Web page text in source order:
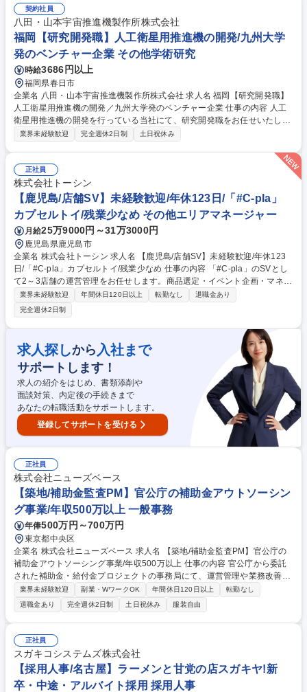
なるようコンサルテーションも行います。 【働き方】残業平均30時間/
月。繁忙期は45時間もありますが、残業削減のために増員募集中。現場に
よっては休日・夜間勤務有(手当/振休有) 【競合優位性】全員が正社員のた
め他社より高額ですが高品質で選ばれています。 募集職種 飲食経験活か
す【大井競馬場前】建物の衛生管理(害虫防除)■創業60年
契約社員
八田・山本宇宙推進機製作所株式会社
福岡【研究開発職】人工衛星用推進機の開発/九州大学
発のベンチャー企業 その他学術研究
時給3686円以上
福岡県春日市
企業名 八田・山本宇宙推進機製作所株式会社 求人名 福岡【研究開発職】
人工衛星用推進機の開発／九州大学発のベンチャー企業 仕事の内容 人工
衛星用推進機の開発を行っている当社にて、研究開発職をお任せいたしま
す。研究プロジェクトの拡大に伴い、実験・解析・資料作成などの研究業
衛星用推進機に関する研究や技術的検討■実験計画の立案補助、実験や評
価の実施■実験データの整理、解析、考察■技術報告書、研究資料、対外説
明資料の作成業務■大学研究者や社内技術メンバーとの技術的な議論及び
調整■その他、代表と連携した研究推進の補助業務 基本的には当社の代表
と連携しながら、主体的に研究を進めていただくことを想定しています。
【業務内容の変更範囲】当社の指定する業務 募集職種 福岡【研究開発
職】人工衛星用推進機の開発／九州大学発のベンチャー企業
業界未経験歓迎 完全週休2日制 土日祝休み
正社員
株式会社トーシン
【鹿児島/店舗SV】未経験歓迎/年休123日/「#C-pla」
カプセルトイ/残業少なめ その他エリアマネージャー
月給25万9000円～31万3000円
鹿児島県鹿児島市
企業名 株式会社トーシン 求人名 【鹿児島/店舗SV】未経験歓迎/年休123
日/「#C-pla」カプセルトイ/残業少なめ 仕事の内容 「#C-pla」のSVとし
て2～3店舗の運営管理をお任せします。商品選定・イベント企画・マネジ
メント等、業務は多岐にわたりますので裁量権を持ちながらキャリアを積
むことが叶います。変更の範囲:当社業務全般 【業務詳細】・カプセルト
イの商品選定（仕入れた商品の中から、自店舗の客層や売上を踏まえて、
追加発注を行います） ・イベント企画（季節、周年など）・商品の在庫管
理・金銭管理（両替機の釣銭準備）・収益管理・人員管理（アルバイト社
員の勤怠管理・育成、採用面接）・商品配置の検討（自店舗の客層や商品
の売れ行きを踏まえて、適切な商品配置を行います）など 募集職種 【鹿
児島/店舗SV】未経験歓迎/年休123日/「#C-pla」カプセルトイ/残業少なめ
業界未経験歓迎 年間休日120日以上 転勤なし
退職金あり
完全週休2日制
求人探しから 入社まで
サポートします！
求人の紹介をはじめ、書類添削や
面談対策、内定後の手続きまで
あなたの転職活動をサポートします。
登録してサポートを受ける
正社員
株式会社ニューズベース
【築地/補助金監査PM】官公庁の補助金アウトソーシン
グ事業/年収500万以上 一般事務
年俸500万円～700万円
東京都中央区
企業名 株式会社ニューズベース 求人名 【築地/補助金監査PM】官公庁の
補助金アウトソーシング事業/年収500万以上 仕事の内容 官公庁から委託
された補助金・給付金プロジェクトの事務局にて、運営管理や業務改善、
ステークホルダーとの折衝をお任せします。 裁量権を持ち、より良い運用
ルールの構築をリードできる環境です。 【具体的には】 ・事務局の運
営、進行管理、官公庁への各種報告業務 ・パートナー企業との折衝、運用
ルールの改善・業務フロー構築 ・個別案件の対応方針検討、補助金監査や
実地調査プロセスの推進 ※入社後はMGRやメンバーと連携しながら業務
を進めます。 ※補助金監査などのイレギュラー対応もチームで方針を整理
するため安心です。 募集職種 【築地/補助金監査PM】官公庁の補助金アウ
トソーシング事業/年収500万以上
業界未経験歓迎 副業・WワークOK 年間休日120日以上
転勤なし
退職金あり
完全週休2日制 土日祝休み 服装自由
正社員
スガキコシステムズ株式会社
【採用人事/名古屋】ラーメンと甘党の店スガキヤ!新
卒・中途・アルバイト採用 採用人事